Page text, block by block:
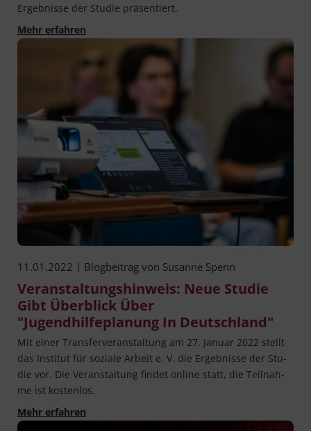
Ergeb­nis­se der Stu­die präsentiert.
Mehr erfahrenStudie zur Jugendhilfeplanung in Deutschland
11.01.2022 | Blogbeitrag von Susanne Spenn
Veranstaltungshinweis: Neue Studie
Gibt Überblick Über
"Jugendhilfeplanung In Deutschland"
Mit einer Trans­fer­ver­an­stal­tung am 27. Janu­ar 2022 stellt
das Insti­tut für sozia­le Arbeit e. V. die Ergeb­nis­se der Stu­
die vor. Die Ver­an­stal­tung fin­det online statt, die Teil­nah­
me ist kostenlos.
Mehr erfahrenVeranstaltungshinweis: Neue Studie gibt